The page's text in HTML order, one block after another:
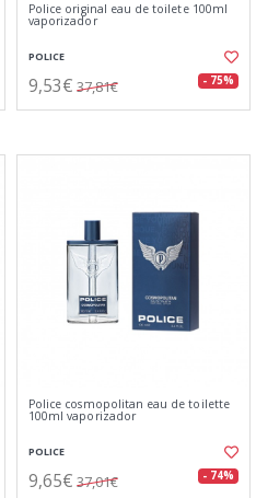
Police original eau de toilete 100ml
vaporizador
POLICE
9,53€ 37,81€ - 75%
Police cosmopolitan eau de toilette
100ml vaporizador
POLICE
9,65€ 37,01€ - 74%